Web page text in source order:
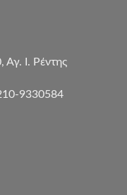
Ι. Ρέντης
9330584